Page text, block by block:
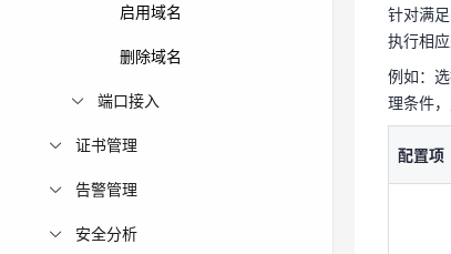
启用域名
删除域名
端口接入
证书管理
告警管理
安全分析
理条件
配置项
针对满
执行相应
例如：
理条件
配置项